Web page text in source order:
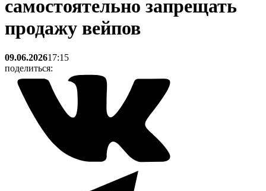
самостоятельно запрещать
продажу вейпов
09.06.202617:15
поделиться: